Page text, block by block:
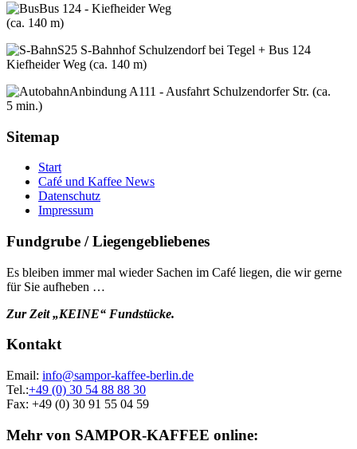
Bus 124 - Kiefheider Weg
(ca. 140 m)
S25 S-Bahnhof Schulzendorf bei Tegel + Bus 124
Kiefheider Weg (ca. 140 m)
Anbindung A111 - Ausfahrt Schulzendorfer Str. (ca.
5 min.)
Sitemap
Start
Café und Kaffee News
Datenschutz
Impressum
Fundgrube / Liegengebliebenes
Es bleiben immer mal wieder Sachen im Café liegen, die wir gerne
für Sie aufheben …
Zur Zeit „KEINE“ Fundstücke.
Kontakt
Email: info@sampor-kaffee-berlin.de
Tel.:+49 (0) 30 54 88 88 30
Fax: +49 (0) 30 91 55 04 59
Mehr von SAMPOR-KAFFEE online: